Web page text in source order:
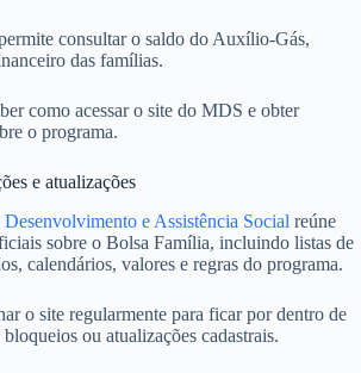
consultar o saldo do Auxílio-Gás,
das famílias.
como acessar o site do MDS e obter
o programa.
e atualizações
e Assistência Social reúne
sobre o Bolsa Família, incluindo listas de
calendários, valores e regras do programa.
o site regularmente para ficar por dentro de
ou atualizações cadastrais.